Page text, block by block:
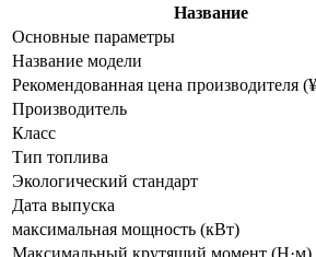
Название
Основные параметры
Название модели
Рекомендованная цена производителя
Производитель
Класс
Тип топлива
Экологический стандарт
Дата выпуска
максимальная мощность (кВт)
Максимальный крутящий момент (Н·м)